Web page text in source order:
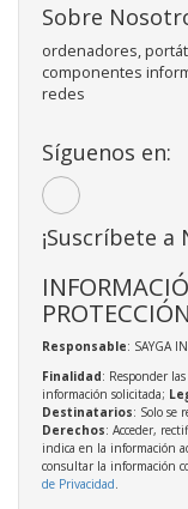
Sobre
ordenadores,
componentes
redes
Síguenos en:
¡Suscríbete
Responsable: SAYGA
Finalidad: Responder
información solicitada;
Destinatarios: Solo se
Derechos: Acceder,
indica en la información
consultar la información
de Privacidad